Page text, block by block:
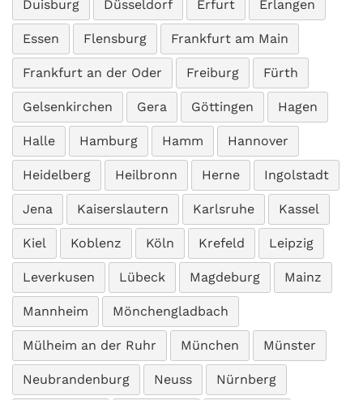
Duisburg Düsseldorf Erfurt Erlangen
Essen Flensburg Frankfurt am Main
Frankfurt an der Oder Freiburg Fürth
Gelsenkirchen Gera Göttingen Hagen
Halle Hamburg Hamm Hannover
Heidelberg Heilbronn Herne Ingolstadt
Jena Kaiserslautern Karlsruhe Kassel
Kiel Koblenz Köln Krefeld Leipzig
Leverkusen Lübeck Magdeburg Mainz
Mannheim Mönchengladbach
Mülheim an der Ruhr München Münster
Neubrandenburg Neuss Nürnberg